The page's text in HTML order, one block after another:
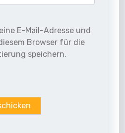
E-Mail-Adresse und
Browser für die
speichern.